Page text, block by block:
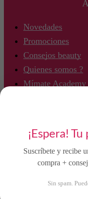
Novedades
Promociones
Consejos beauty
Quienes somos ?
Mímate Academy
Cuidado Corporal
¡Espera!
Suscríbete y recibe
compra +
Sin spam.